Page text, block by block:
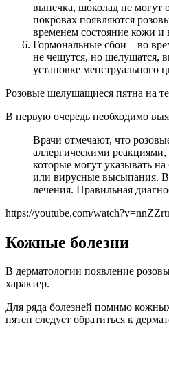
выпечка, шоколад не могут
покровах появляются
временем состояние кожи и
Гормональные сбои – во
не чешутся, но шелушатся,
установке менструального
Розовые шелушащиеся пятна на
В первую очередь необходимо
Врачи отмечают, что
аллергическими
которые могут указывать
или вирусные высыпания.
лечения. Правильная
https://youtube.com/
Кожные болезни
В дерматологии появление
характер.
Для ряда болезней помимо
пятен следует обратиться к